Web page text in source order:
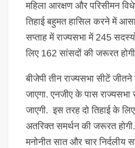
महिला आरक्षण और परिसीमन
तिहाई बहुमत हासिल करने में
सप्ताह में राज्यसभा में 245
लिए 162 सांसदों की जरूरत
बीजेपी तीन राज्यसभा सीटें
जाएगा. एनजीए के पास
जाएगी. इस तरह दो तिहाई के
अतरिक्त समर्थन की जरूरत
मनोनीत सात और चार निर्दलीय